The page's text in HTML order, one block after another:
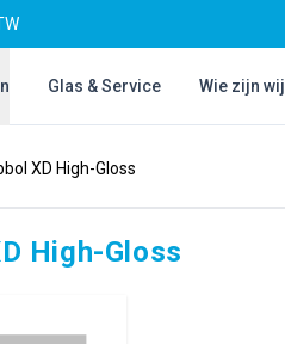
Glas & Service Wie zijn wij
XD High-Gloss
High-Gloss